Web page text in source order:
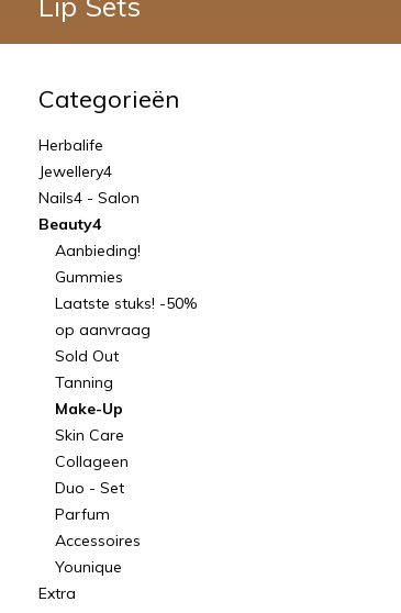
Categorieën
Herbalife
Jewellery4
Nails4 - Salon
Beauty4
Aanbieding!
Gummies
Laatste stuks! -50%
op aanvraag
Sold Out
Tanning
Make-Up
Skin Care
Collageen
Duo - Set
Parfum
Accessoires
Younique
Extra